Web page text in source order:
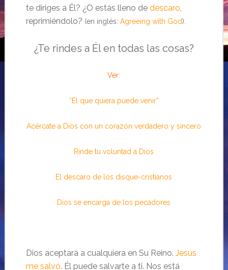
te diriges a Él? ¿O estás lleno de descaro,
reprimiéndolo? (en inglés: Agreeing with God).
¿Te rindes a Él en todas las cosas?
Ver:
“El que quiera puede venir”
Acércate a Dios con un corazón verdadero y sincero
Rinde tu voluntad a Dios
El descaro de los disque-cristianos
Dios se encarga de los pecadores
Dios aceptará a cualquiera en Su Reino. Jesús
me salvó. Él puede salvarte a ti. Nos está